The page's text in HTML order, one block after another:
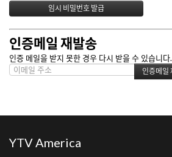
인증메일 재발송
인증 메일을 받지 못한 경우 다시 받을 수 있습니다.
YTV America